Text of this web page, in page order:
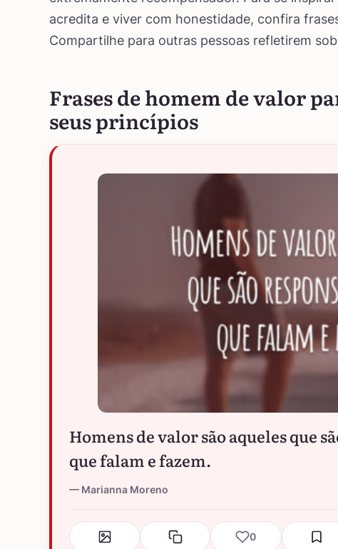
acredita e viver com honestidade, confira
Compartilhe para outras pessoas refletirem
Frases de homem de valor
seus princípios
Homens de valor são aqueles que
que falam e fazem.
Marianna Moreno
0